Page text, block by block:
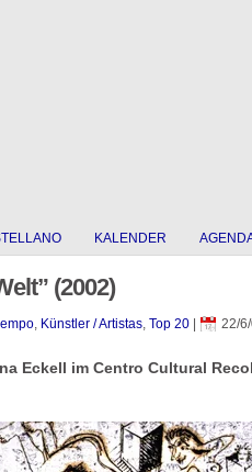
KALENDER
(2002)
, Künstler / Artistas, Top 20| 22/
Eckell im Centro Cultural